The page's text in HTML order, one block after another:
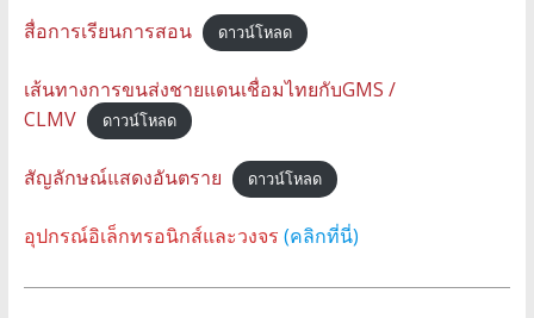
สื่อการเรียนการสอน ดาวน์โหลด
เส้นทางการขนส่งชายแดนเชื่อมไทยกับGMS /
CLMV
ดาวน์โหลด
สัญลักษณ์แสดงอันตราย ดาวน์โหลด
อุปกรณ์อิเล็กทรอนิกส์และวงจร (คลิกที่นี่)